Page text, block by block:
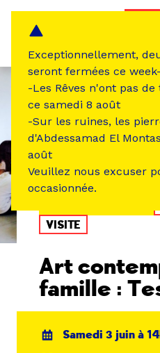
VISITE
Art
famille :
Samedi 3 juin à
Exceptionnellement,
seront fermées ce
-Les Rêves n'ont pas
ce samedi 8 août
-Sur les ruines, les
d'Abdessamad El
août
Veuillez nous excuser
occasionnée.
Panneau de gestion des